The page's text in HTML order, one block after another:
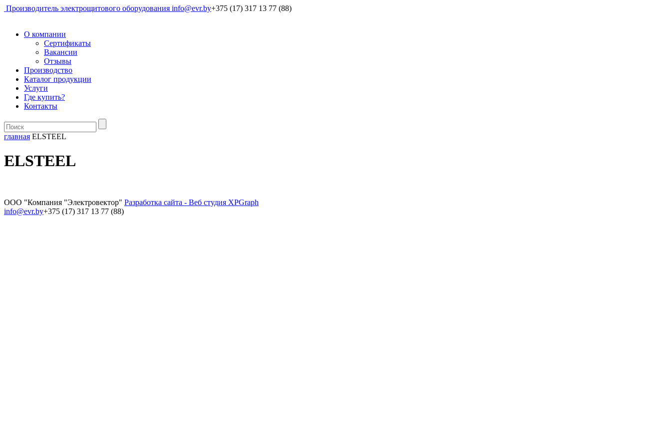
Производитель электрощитового оборудования info@evr.by+375 (17) 317 13 77 (88)
О компании
Сертификаты
Вакансии
Отзывы
Производство
Каталог продукции
Услуги
Где купить?
Контакты
главная ELSTEEL
ELSTEEL
ООО "Компания "Электровектор" Разработка сайта - Веб студия XPGraph
info@evr.by+375 (17) 317 13 77 (88)